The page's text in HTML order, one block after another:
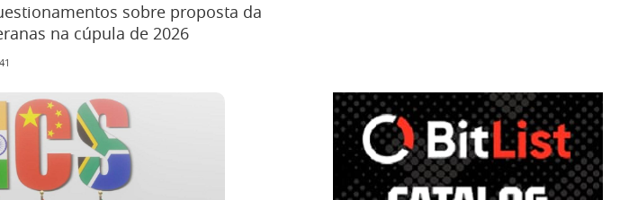
sobre proposta da
na cúpula de 2026